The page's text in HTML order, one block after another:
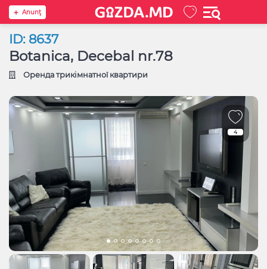
Anunţ
ID: 8637
Botanica, Decebal nr.78
Оренда трикімнатної квартири
4